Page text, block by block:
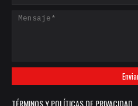
TÉRMINOS Y POLÍTICAS DE PRIVACIDAD